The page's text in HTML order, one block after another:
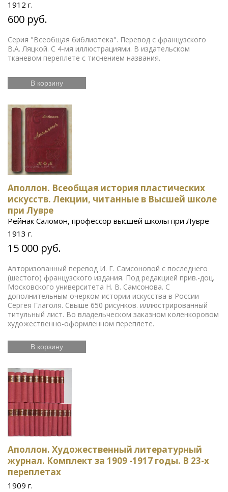
1912 г.
600 руб.
Серия "Всеобщая библиотека". Перевод с французского
В.А. Ляцкой. С 4-мя иллюстрациями. В издательском
тканевом переплете с тиснением названия.
В корзину
Аполлон. Всеобщая история пластических
искусств. Лекции, читанные в Высшей школе
при Лувре
Рейнак Саломон, профессор высшей школы при Лувре
1913 г.
15 000 руб.
Авторизованный перевод И. Г. Самсоновой с последнего
(шестого) французского издания. Под редакцией прив.-доц.
Московского университета Н. В. Самсонова. С
дополнительным очерком истории искусства в России
Сергея Глаголя. Свыше 650 рисунков. иллюстрированный
титульный лист. Во владельческом заказном коленкоровом
художественно-оформленном переплете.
В корзину
Аполлон. Художественный литературный
журнал. Комплект за 1909 -1917 годы. В 23-х
переплетах
1909 г.